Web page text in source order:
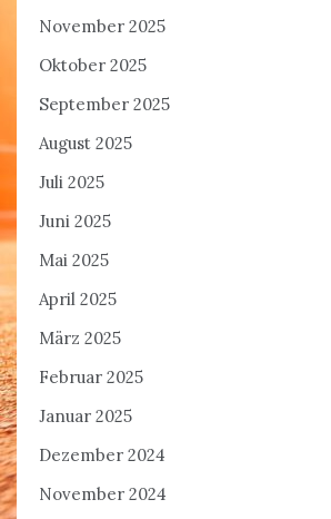
November 2025
Oktober 2025
September 2025
August 2025
Juli 2025
Juni 2025
Mai 2025
April 2025
März 2025
Februar 2025
Januar 2025
Dezember 2024
November 2024